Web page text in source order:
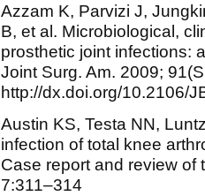
Azzam K, Parvizi J,
B, et al. Microbiological,
prosthetic joint infections:
Joint Surg. Am. 2009;
http://dx.doi.org/10.2106/
Austin KS, Testa NN,
infection of total knee
Case report and review of
7:311–314